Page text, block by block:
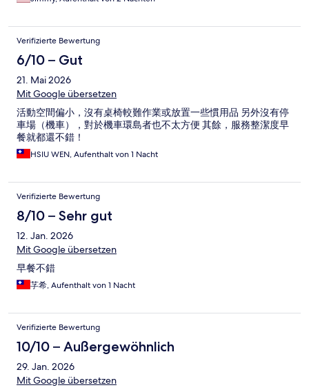
Verifizierte Bewertung
6/10 – Gut
21. Mai 2026
Mit Google übersetzen
活動空間偏小，沒有桌椅較難作業或放置一些慣用品 另外沒有停
車場（機車），對於機車環島者也不太方便 其餘，服務整潔度早
餐就都還不錯！
HSIU WEN, Aufenthalt von 1 Nacht
Verifizierte Bewertung
8/10 – Sehr gut
12. Jan. 2026
Mit Google übersetzen
早餐不錯
芓希, Aufenthalt von 1 Nacht
Verifizierte Bewertung
10/10 – Außergewöhnlich
29. Jan. 2026
Mit Google übersetzen